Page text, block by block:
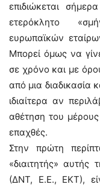
επιδιώκεται
ετερόκλητο
ευρωπαϊκών
Μπορεί όμως να
σε χρόνο και με
από μια
ιδιαίτερα αν
αθέτηση του
επαχθές.
Στην πρώτη
«διαιτητής» αυτής
(ΔΝΤ, Ε.Ε., ΕΚΤ),